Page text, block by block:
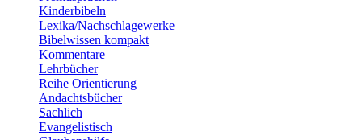
Kinderbibeln
Lexika/Nachschlagewerke
Bibelwissen kompakt
Kommentare
Lehrbücher
Reihe Orientierung
Andachtsbücher
Sachlich
Evangelistisch